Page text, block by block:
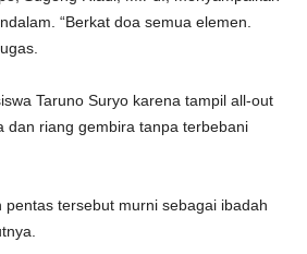
“Berkat doa semua elemen.
Taruno Suryo karena tampil all-out
dan riang gembira tanpa terbebani
pentas tersebut murni sebagai ibadah